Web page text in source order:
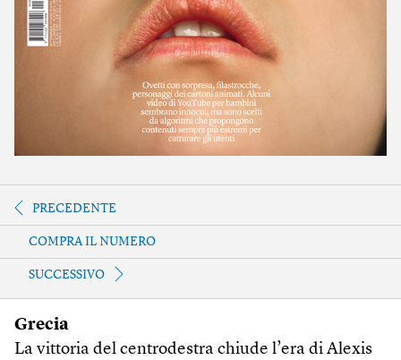
PRECEDENTE
COMPRA IL NUMERO
SUCCESSIVO
Grecia
La vittoria del centrodestra chiude l’era di Alexis